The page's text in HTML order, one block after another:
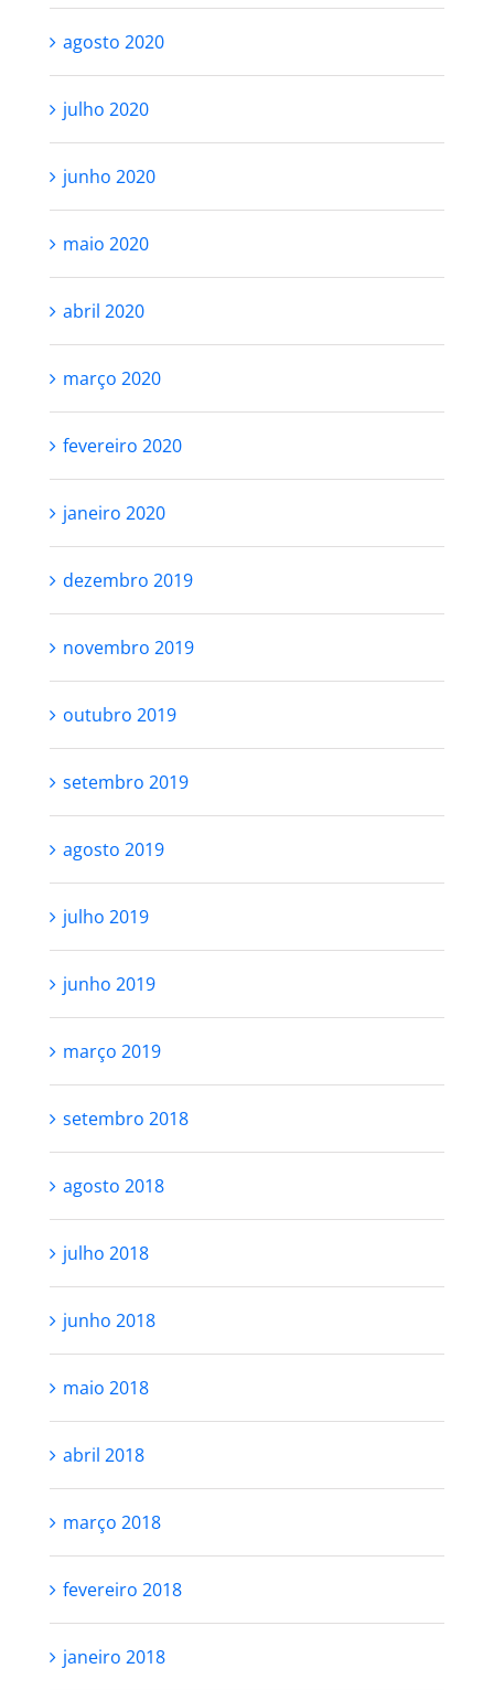
agosto 2020
julho 2020
junho 2020
maio 2020
abril 2020
março 2020
fevereiro 2020
janeiro 2020
dezembro 2019
novembro 2019
outubro 2019
setembro 2019
agosto 2019
julho 2019
junho 2019
março 2019
setembro 2018
agosto 2018
julho 2018
junho 2018
maio 2018
abril 2018
março 2018
fevereiro 2018
janeiro 2018